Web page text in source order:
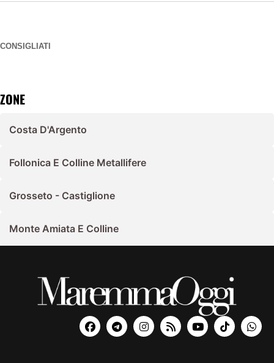
CONSIGLIATI
ZONE
Costa D'Argento
Follonica E Colline Metallifere
Grosseto - Castiglione
Monte Amiata E Colline